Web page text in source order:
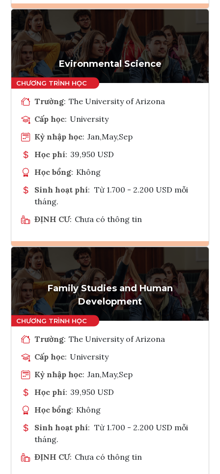
Ghi danh
Tham vấn Interlink
Evironmental Science
Trường: The University of Arizona
Cấp học: University
Kỳ nhập học: Jan,May,Sep
Học phí: 39,950 USD
Học bổng: Không
Sinh hoạt phí: Từ 1.700 - 2.200 USD mỗi
tháng.
ĐỊNH CƯ: Chưa có thông tin
Ghi danh
Tham vấn Interlink
Family Studies and Human
Development
Trường: The University of Arizona
Cấp học: University
Kỳ nhập học: Jan,May,Sep
Học phí: 39,950 USD
Học bổng: Không
Sinh hoạt phí: Từ 1.700 - 2.200 USD mỗi
tháng.
ĐỊNH CƯ: Chưa có thông tin